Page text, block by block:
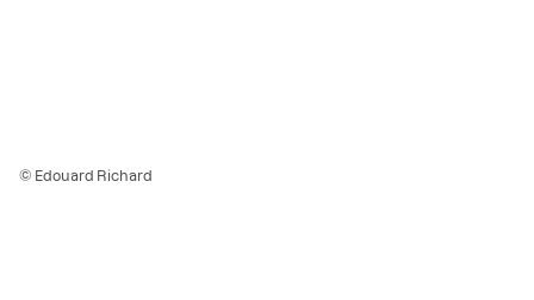
© Edouard Richard